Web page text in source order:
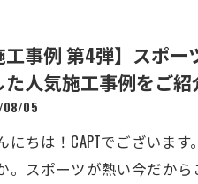
工事例 第4弾】スポ
た人気施工事例をご紹
05
にちは！CAPTでございま
。スポーツが熱い今だか